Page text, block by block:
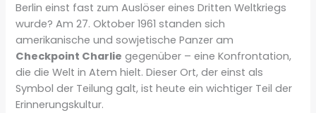
Berlin einst fast zum Auslöser eines Dritten Weltkriegs
wurde? Am 27. Oktober 1961 standen sich
amerikanische und sowjetische Panzer am
Checkpoint Charlie gegenüber – eine Konfrontation,
die die Welt in Atem hielt. Dieser Ort, der einst als
Symbol der Teilung galt, ist heute ein wichtiger Teil der
Erinnerungskultur.